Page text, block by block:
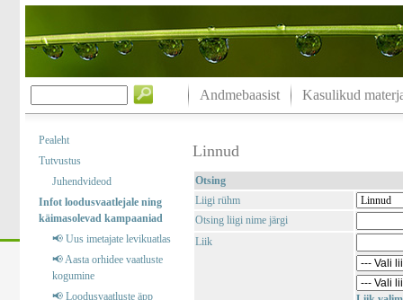
Andmebaasist Kasulikud
Pealeht
Tutvustus
Juhendvideod
Infot loodusvaatlejale ning
käimasolevad kampaaniad
📢 Uus imetajate levikuatlas
📢 Aasta orhidee vaatluste
kogumine
📢 Loodusvaatluste äpp
Linnud
Otsing
Liigi rühm
Otsing liigi nime järgi
Liik